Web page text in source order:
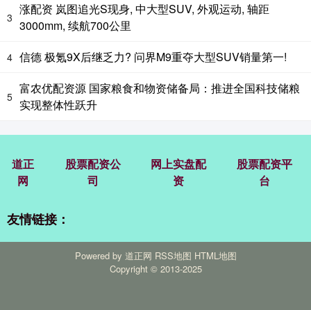
3
涨配资 岚图追光S现身, 中大型SUV, 外观运动, 轴距
3000mm, 续航700公里
4 信德 极氪9X后继乏力? 问界M9重夺大型SUV销量第一!
5
富农优配资源 国家粮食和物资储备局：推进全国科技储粮
实现整体性跃升
道正
网
股票配资公
司
网上实盘配
资
股票配资平
台
友情链接：
Powered by 道正网 RSS地图 HTML地图
Copyright © 2013-2025